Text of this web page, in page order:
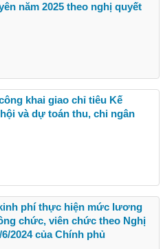
năm 2025 theo nghị quyết
khai giao chỉ tiêu Kế
và dự toán thu, chi ngân
phí thực hiện mức lương
chức, viên chức theo Nghị
2024 của Chính phủ